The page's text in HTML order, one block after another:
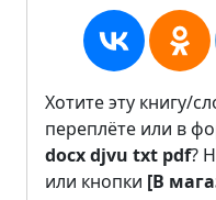
Хотите эту книгу/
переплёте или в
docxdjvu txt pdf?
или кнопки [В